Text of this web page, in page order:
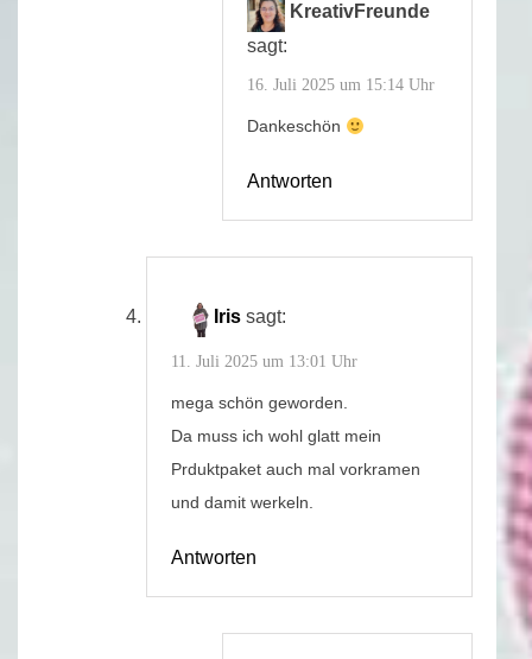
KreativFreunde
sagt:
16. Juli 2025 um 15:14 Uhr
Dankeschön
Antworten
Iris sagt:
11. Juli 2025 um 13:01 Uhr
mega schön geworden.
Da muss ich wohl glatt mein
Prduktpaket auch mal vorkramen
und damit werkeln.
Antworten